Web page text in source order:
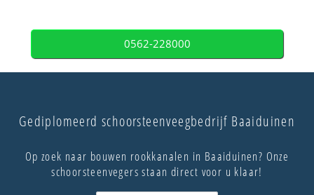
0562-228000
Gediplomeerd schoorsteenveegbedrijf Baaiduinen
Op zoek naar bouwen rookkanalen in Baaiduinen? Onze
schoorsteenvegers staan direct voor u klaar!